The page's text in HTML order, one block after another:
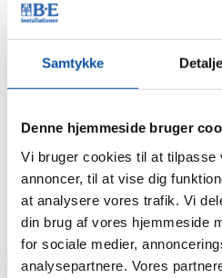
Samtykke
Denne hjemmeside bruger
Vi bruger cookies til at tilpasse
annoncer, til at vise dig
at analysere vores trafik. Vi
din brug af vores hjemmeside
for sociale medier,
analysepartnere. Vores
Serviceeftersyn
Nyheder
Job
Kontakt
Viborg
Døgnservice
Bestil
Tilbud
Tekniker
Eftersyn
Produkt